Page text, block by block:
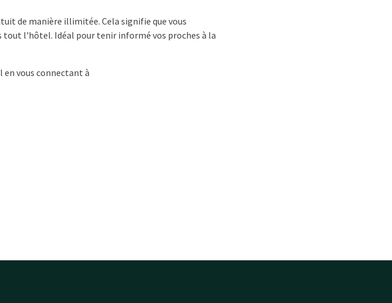
de manière illimitée. Cela signifie que vous
l'hôtel. Idéal pour tenir informé vos proches à la
vous connectant à